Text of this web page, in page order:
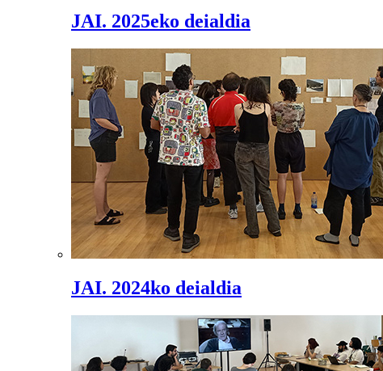
JAI. 2025eko deialdia
JAI. 2024ko deialdia